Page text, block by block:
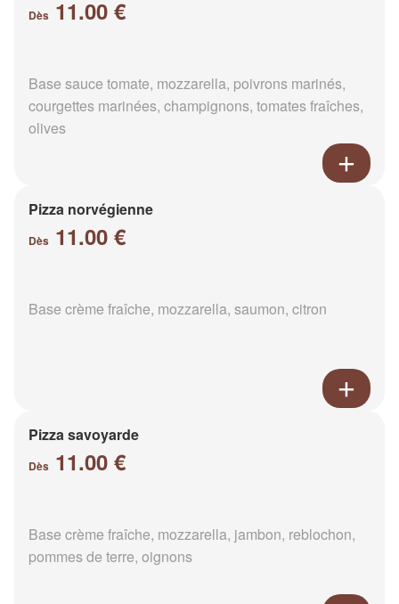
Dès 11.00 €
Base sauce tomate, mozzarella, poivrons marinés,
courgettes marinées, champignons, tomates fraîches,
olives
Pizza norvégienne
Dès 11.00 €
Base crème fraîche, mozzarella, saumon, citron
Pizza savoyarde
Dès 11.00 €
Base crème fraîche, mozzarella, jambon, reblochon,
pommes de terre, oignons